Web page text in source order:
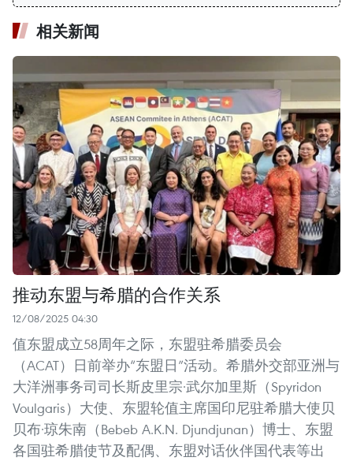
相关新闻
推动东盟与希腊的合作关系
12/08/2025 04:30
值东盟成立58周年之际，东盟驻希腊委员会
（ACAT）日前举办“东盟日”活动。希腊外交部亚洲与
大洋洲事务司司长斯皮里宗·武尔加里斯（Spyridon
Voulgaris）大使、东盟轮值主席国印尼驻希腊大使贝
贝布·琼朱南（Bebeb A.K.N. Djundjunan）博士、东盟
各国驻希腊使节及配偶、东盟对话伙伴国代表等出